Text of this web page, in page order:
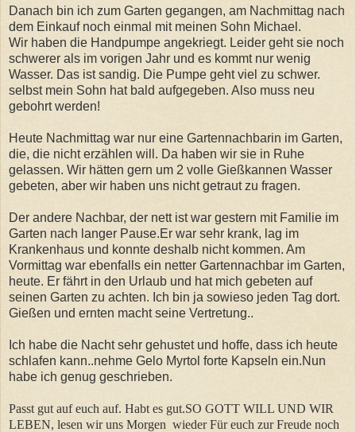
Danach bin ich zum Garten gegangen, am Nachmittag nach
dem Einkauf noch einmal mit meinen Sohn Michael.
Wir haben die Handpumpe angekriegt. Leider geht sie noch
schwerer als im vorigen Jahr und es kommt nur wenig
Wasser. Das ist sandig. Die Pumpe geht viel zu schwer.
selbst mein Sohn hat bald aufgegeben. Also muss neu
gebohrt werden!
Heute Nachmittag war nur eine Gartennachbarin im Garten,
die, die nicht erzählen will. Da haben wir sie in Ruhe
gelassen. Wir hätten gern um 2 volle Gießkannen Wasser
gebeten, aber wir haben uns nicht getraut zu fragen.
Der andere Nachbar, der nett ist war gestern mit Familie im
Garten nach langer Pause.Er war sehr krank, lag im
Krankenhaus und konnte deshalb nicht kommen. Am
Vormittag war ebenfalls ein netter Gartennachbar im Garten,
heute. Er fährt in den Urlaub und hat mich gebeten auf
seinen Garten zu achten. Ich bin ja sowieso jeden Tag dort.
Gießen und ernten macht seine Vertretung..
Ich habe die Nacht sehr gehustet und hoffe, dass ich heute
schlafen kann..nehme Gelo Myrtol forte Kapseln ein.Nun
habe ich genug geschrieben.
Passt gut auf euch auf. Habt es gut.SO GOTT WILL UND WIR
LEBEN, lesen wir uns Morgen wieder Für euch zur Freude noch